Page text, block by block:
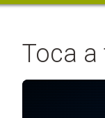
Toca